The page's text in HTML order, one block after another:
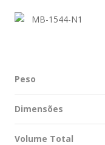
Peso
Dimensões
Volume Total